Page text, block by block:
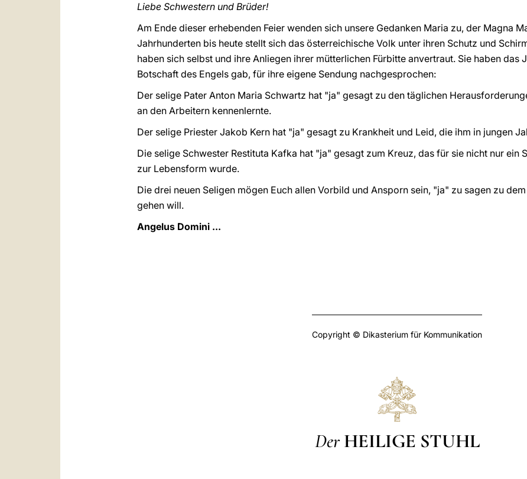
Liebe Schwestern und Brüder!
Am Ende dieser erhebenden Feier wenden sich unsere Gedanken Maria zu, der Magna
Jahrhunderten bis heute stellt sich das österreichische Volk unter ihren Schutz und
haben sich selbst und ihre Anliegen ihrer mütterlichen Fürbitte anvertraut. Sie haben das
Botschaft des Engels gab, für ihre eigene Sendung nachgesprochen:
Der selige Pater Anton Maria Schwartz hat "ja" gesagt zu den täglichen
an den Arbeitern kennenlernte.
Der selige Priester Jakob Kern hat "ja" gesagt zu Krankheit und Leid, die ihm in jungen
Die selige Schwester Restituta Kafka hat "ja" gesagt zum Kreuz, das für sie nicht nur ein
zur Lebensform wurde.
Die drei neuen Seligen mögen Euch allen Vorbild und Ansporn sein, "ja" zu sagen zu
gehen will.
Angelus Domini ...
Copyright © Dikasterium für Kommunikation
Der HEILIGE STUHL